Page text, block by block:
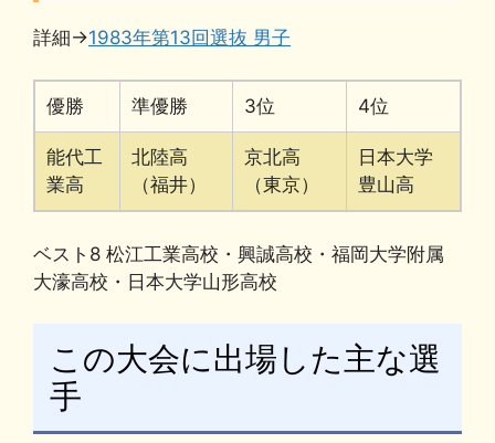
詳細→1983年第13回選抜 男子
優勝 準優勝 3位 4位
能代工
業高
北陸高
（福井）
京北高
（東京）
日本大学
豊山高
ベスト8 松江工業高校・興誠高校・福岡大学附属
大濠高校・日本大学山形高校
この大会に出場した主な選
手